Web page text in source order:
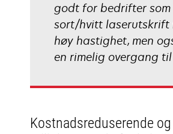
godt for bedrifter
sort/hvitt laserutskrift
høy hastighet, men
en rimelig overgang
Kostnadsreduserende